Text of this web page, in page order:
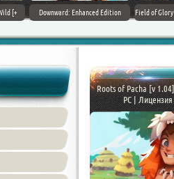
Downward: Enhanced Edition
Field of Glory II [+
Roots of Pacha [v
PC | Лицензия